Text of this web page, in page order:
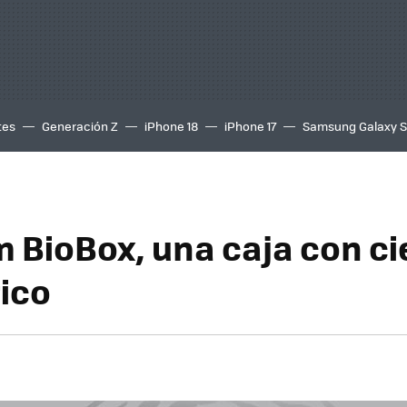
Generación Z iPhone 18 iPhone 17 Samsung Galaxy
BioBox, una caja con